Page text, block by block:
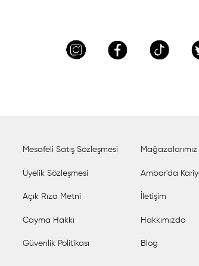
Mesafeli Satış Sözleşmesi
Üyelik Sözleşmesi
Açık Rıza Metni
Cayma Hakkı
Güvenlik Politikası
Mağazalarımız
Ambar'da
İletişim
Hakkımızda
Blog